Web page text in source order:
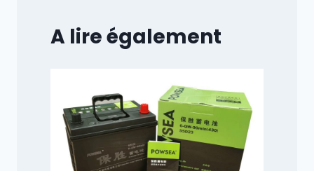
A lire également